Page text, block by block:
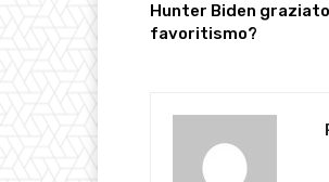
Hunter Biden
favoritismo?